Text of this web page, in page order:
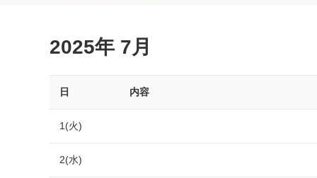
2025年 7月
日 内容
1(火)
2(水)